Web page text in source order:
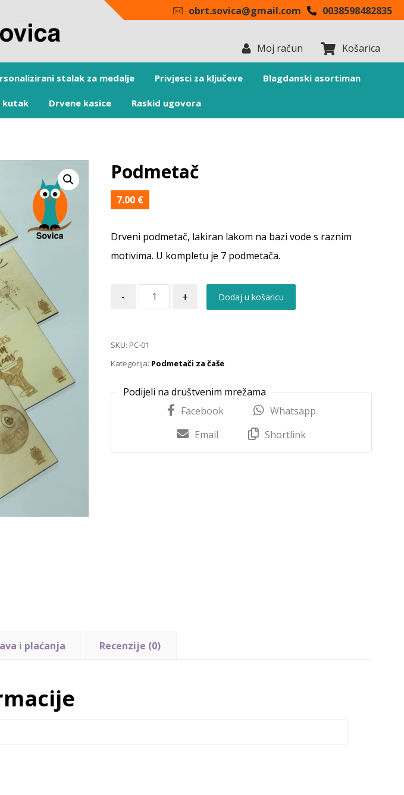
0038598482835
obrt.sovica@gmail.com
Košarica
Moj račun
stalak za medalje Privjesci za ključeve Blagdanski asortiman
kutak Drvene kasice Raskid ugovora
Podmetač
7.00 €
Drveni podmetač, lakiran lakom na bazi vode s raznim
motivima. U kompletu je 7 podmetača.
- + Dodaj u košaricu
SKU: PC-01
Kategorija: Podmetači za čaše
Facebook
Whatsapp
Email
Shortlink
i plaćanja Recenzije (0)